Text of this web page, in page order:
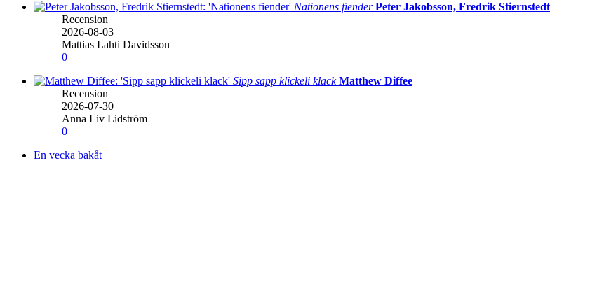
Nationens fiender Peter Jakobsson, Fredrik Stiernstedt
Recension
2026-08-03
Mattias Lahti Davidsson
0
Sipp sapp klickeli klack Matthew Diffee
Recension
2026-07-30
Anna Liv Lidström
0
En vecka bakåt